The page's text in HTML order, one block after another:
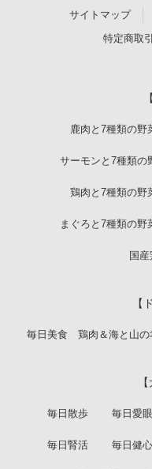
サイトマップ
特定商取
鹿肉と7種類の野
サーモンと7種類の
鶏肉と7種類の野
まぐろと7種類の
国
【
毎日美食 鶏肉＆海と山の
毎日散歩 毎日愛眼
毎日腎活 毎日健心